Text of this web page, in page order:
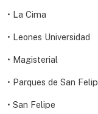
• La Cima
• Leones Universidad
• Magisterial
• Parques de San
• San Felipe